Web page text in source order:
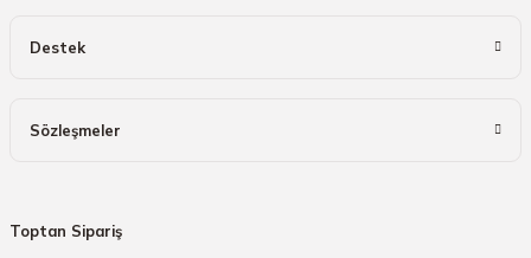
Destek
Sözleşmeler
Toptan Sipariş